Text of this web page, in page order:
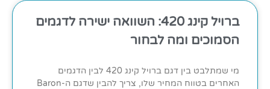
ברויל קינג 420: השוואה ישירה לדגמים
הסמוכים ומה לבחור
מי שמתלבט בין דגם ברויל קינג 420 לבין הדגמים
האחרים בטווח המחיר שלו, צריך להבין שדגם ה-Baron